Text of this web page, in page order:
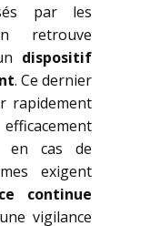
par les
retrouve
dispositif
. Ce dernier
rapidement
en cas de
exigent
continue
vigilance